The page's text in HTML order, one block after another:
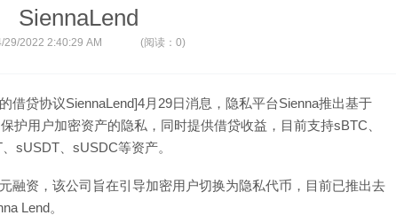
SiennaLend
29/2022 2:40:29 AM (阅读：0)
借贷协议SiennaLend]4月29日消息，隐私平台Sienna推出基于
护用户加密资产的隐私，同时提供借贷收益，目前支持sBTC、
sUSDT、sUSDC等资产。
融资，该公司旨在引导加密用户切换为隐私代币，目前已推出去
Lend。